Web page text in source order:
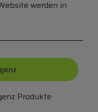
werden in
Produkte